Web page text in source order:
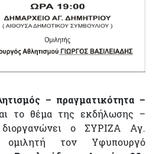
– πραγματικότητα –
το θέμα της εκδήλωσης –
ο ΣΥΡΙΖΑ Αγ.
ομιλητή τον Υφυπουργό